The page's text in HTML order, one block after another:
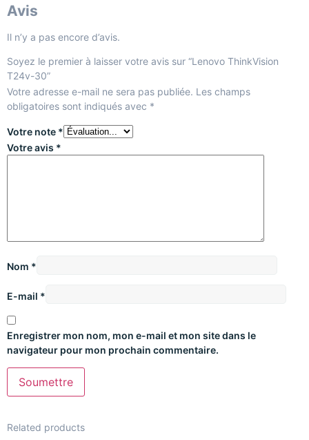
Avis
Il n’y a pas encore d’avis.
Soyez le premier à laisser votre avis sur “Lenovo ThinkVision
T24v-30”
Votre adresse e-mail ne sera pas publiée. Les champs
obligatoires sont indiqués avec *
Votre note *
Votre avis *
Nom *
E-mail *
Enregistrer mon nom, mon e-mail et mon site dans le
navigateur pour mon prochain commentaire.
Related products